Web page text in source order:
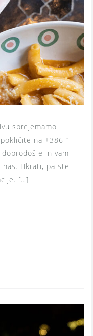
sprejemamo
na +386 1
in vam
Hkrati, pa ste
[…]